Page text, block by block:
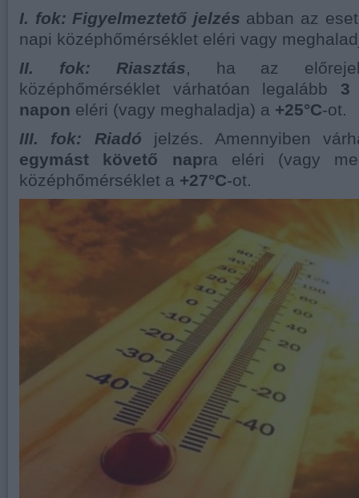
I. fok: Figyelmeztető jelzés abban az
napi középhőmérséklet eléri vagy
II. fok: Riasztás, ha az
középhőmérséklet várhatóan legalább 3
napon eléri (vagy meghaladja) a +25°C-ot.
III. fok: Riadó jelzés. Amennyiben
egymást követő napra eléri (vagy
középhőmérséklet a +27°C-ot.